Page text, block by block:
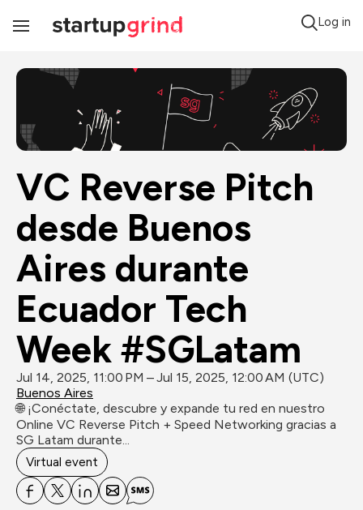
Toggle
Log in
VC Reverse Pitch
desde Buenos
Aires durante
Ecuador Tech
Week #SGLatam
Jul 14, 2025, 11:00 PM – Jul 15, 2025, 12:00 AM (UTC)
Buenos Aires
🌐 ¡Conéctate, descubre y expande tu red en nuestro
Online VC Reverse Pitch + Speed Networking gracias a
SG Latam durante...
Virtual event